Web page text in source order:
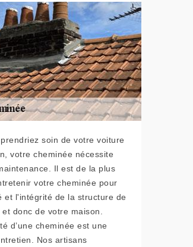
soin de votre voiture
votre cheminée nécessite
Il est de la plus
votre cheminée pour
et l'intégrité de la structure de
donc de votre maison.
d’une cheminée est une
Nos artisans